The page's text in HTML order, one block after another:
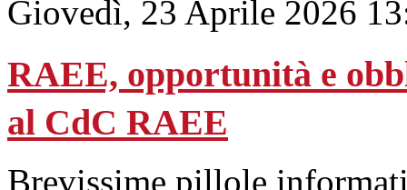
Giovedì, 23 Aprile 2026
RAEE, opportunità e
al CdC RAEE
Brevissime pillole